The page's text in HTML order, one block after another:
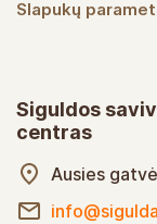
Slapukų
Siguldos
centras
Ausies